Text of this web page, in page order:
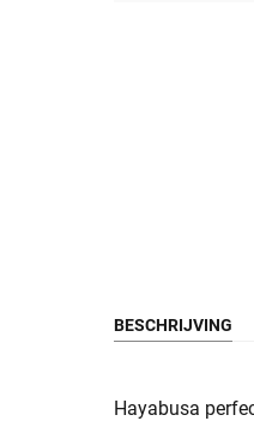
BESCHRIJVING
Hayabusa